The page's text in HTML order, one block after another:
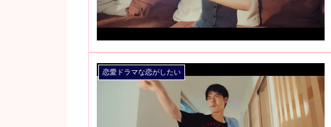
恋愛ドラマな恋がしたい